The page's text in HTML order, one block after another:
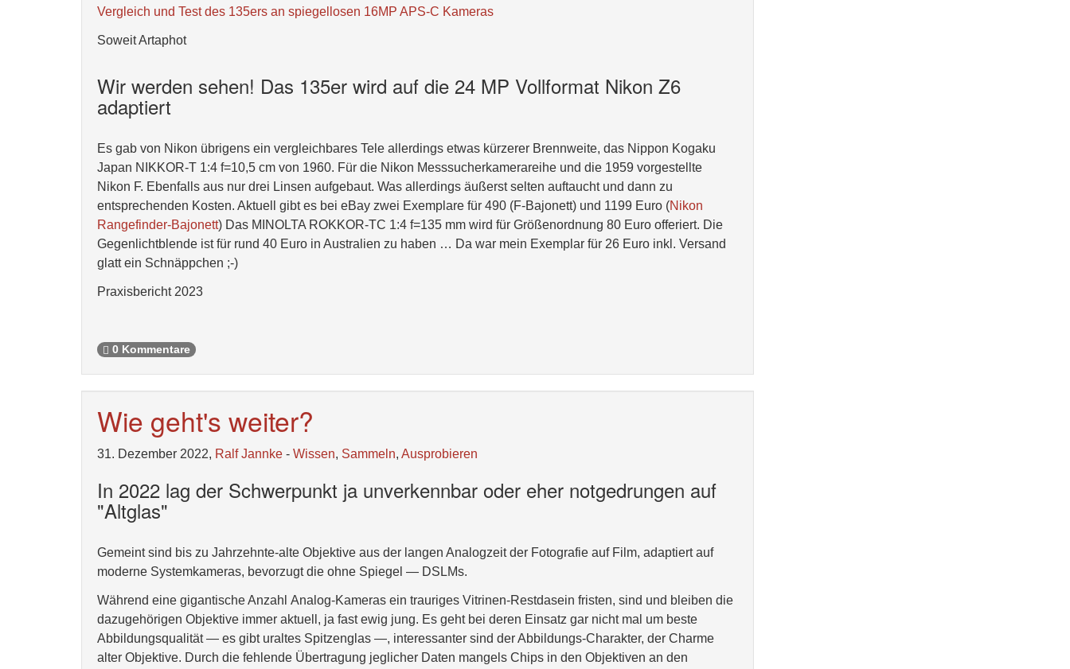
Vergleich und Test des 135ers an spiegellosen 16MP APS-C Kameras
Soweit Artaphot
Wir werden sehen! Das 135er wird auf die 24 MP Vollformat Nikon Z6
adaptiert
Es gab von Nikon übrigens ein vergleichbares Tele allerdings etwas kürzerer Brennweite, das Nippon Kogaku
Japan NIKKOR-T 1:4 f=10,5 cm von 1960. Für die Nikon Messsucherkamerareihe und die 1959 vorgestellte
Nikon F. Ebenfalls aus nur drei Linsen aufgebaut. Was allerdings äußerst selten auftaucht und dann zu
entsprechenden Kosten. Aktuell gibt es bei eBay zwei Exemplare für 490 (F-Bajonett) und 1199 Euro (Nikon
Rangefinder-Bajonett) Das MINOLTA ROKKOR-TC 1:4 f=135 mm wird für Größenordnung 80 Euro offeriert. Die
Gegenlichtblende ist für rund 40 Euro in Australien zu haben … Da war mein Exemplar für 26 Euro inkl. Versand
glatt ein Schnäppchen ;-)
Praxisbericht 2023
0 Kommentare
Wie geht's weiter?
31. Dezember 2022, Ralf Jannke - Wissen, Sammeln, Ausprobieren
In 2022 lag der Schwerpunkt ja unverkennbar oder eher notgedrungen auf
"Altglas"
Gemeint sind bis zu Jahrzehnte-alte Objektive aus der langen Analogzeit der Fotografie auf Film, adaptiert auf
moderne Systemkameras, bevorzugt die ohne Spiegel — DSLMs.
Während eine gigantische Anzahl Analog-Kameras ein trauriges Vitrinen-Restdasein fristen, sind und bleiben die
dazugehörigen Objektive immer aktuell, ja fast ewig jung. Es geht bei deren Einsatz gar nicht mal um beste
Abbildungsqualität — es gibt uraltes Spitzenglas —, interessanter sind der Abbildungs-Charakter, der Charme
alter Objektive. Durch die fehlende Übertragung jeglicher Daten mangels Chips in den Objektiven an den